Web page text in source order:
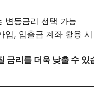
변동금리 선택 가능
입, 입출금 계좌 활용
금리를 더욱 낮출 수 있